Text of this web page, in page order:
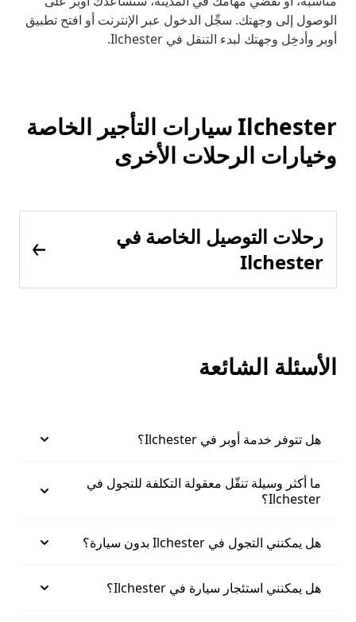
الوصول إلى وجهتك. سجِّل الدخول عبر الإنترنت أو افتح تطبيق
أوبر وأدخِل وجهتك لبدء التنقل في Ilchester.
Ilchester سيارات التأجير الخاصة
وخيارات الرحلات الأخرى
رحلات التوصيل الخاصة في
Ilchester
الأسئلة الشائعة
هل تتوفر خدمة أوبر في Ilchester؟
ما أكثر وسيلة تنقّل معقولة التكلفة للتجول في
Ilchester؟
هل يمكنني التجول في Ilchester بدون سيارة؟
هل يمكنني استئجار سيارة في Ilchester؟